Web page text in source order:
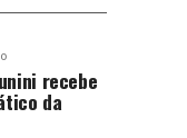
recebe
da